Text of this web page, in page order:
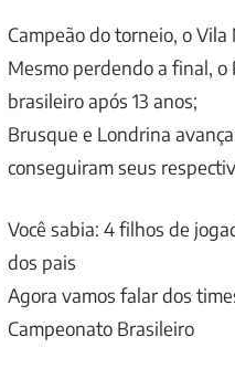
Campeão do torneio, o
Mesmo perdendo a final, o
brasileiro após 13 anos;
Brusque e Londrina
conseguiram seus
Você sabia: 4 filhos de
dos pais
Agora vamos falar dos
Campeonato Brasileiro